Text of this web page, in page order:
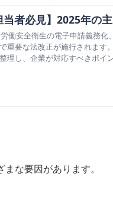
当者必見】2025年の
働安全衛生の電子申請義務化
重要な法改正が施行されます
理し、企業が対応すべきポイ
な要因があります。